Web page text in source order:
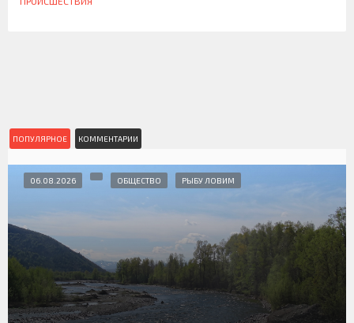
ПОПУЛЯРНОЕ КОММЕНТАРИИ
06.08.2026 ОБЩЕСТВО РЫБУ ЛОВИМ